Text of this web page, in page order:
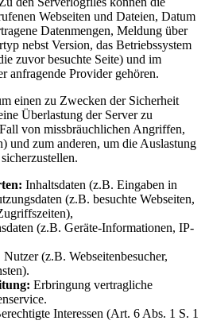
Webseiten und Dateien, Datum
Datenmengen, Meldung über
nebst Version, das Betriebssystem
zuvor besuchte Seite) und im
anfragende Provider gehören.
einen zu Zwecken der Sicherheit
Überlastung der Server zu
von missbräuchlichen Angriffen,
und zum anderen, um die Auslastung
Inhaltsdaten (z.B. Eingaben in
(z.B. besuchte Webseiten,
(z.B. Geräte-Informationen, IP-
Nutzer (z.B. Webseitenbesucher,
Erbringung vertragliche
Interessen (Art. 6 Abs. 1 S. 1